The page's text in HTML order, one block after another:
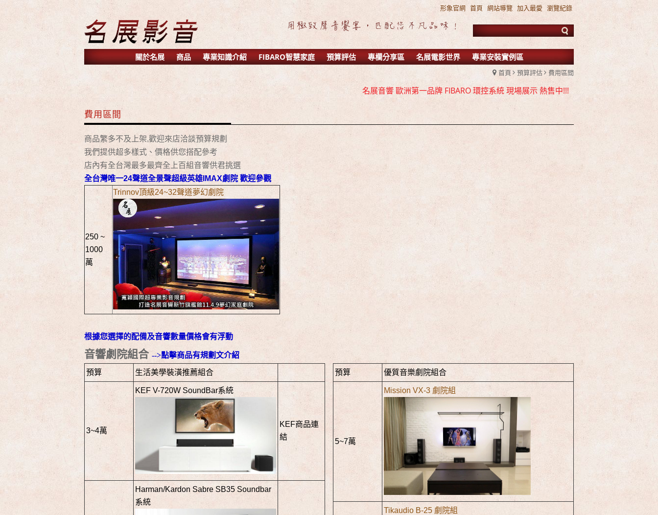
形象官網 首頁 網站導覽 加入最愛 瀏覽紀錄
關於名展 商品 專業知識介紹 FIBARO智慧家庭 預算評估 專欄分享區 名展電影世界 專業安裝實例區
首頁 預算評估 費用區間
名展音響 2016年 AV 環繞擴大機 ATMOS / DTS:X 雙規機種 全面上市
名展音響 歐洲第一品牌 FIBARO 環控系統 現場展示 熱售中!!!
名展音響 最新Dolby ATMOS 7.2.4 全景聲11聲道現場展示試聽
名展音響 歐洲第一品牌 FIBARO 環控系統 現場展示 熱售中!!!
費用區間
商品繁多不及上架,歡迎來店洽談預算規劃
我們提供超多樣式、價格供您搭配參考
店內有全台灣最多最齊全上百組音響供君挑選
全台灣唯一24聲道全景聲超級英雄IMAX劇院 歡迎參觀
250 ~
1000
萬
Trinnov頂級24~32聲道夢幻劇院
根據您選擇的配備及音響數量價格會有浮動
音響劇院組合 -->點擊商品有規劃文介紹
預算 生活美學裝潢推薦組合
3~4萬
KEF V-720W SoundBar系統
KEF商品連
結
Harman/Kardon Sabre SB35 Soundbar
系統
預算 優質音樂劇院組合
5~7萬
Mission VX-3 劇院組
Tikaudio B-25 劇院組